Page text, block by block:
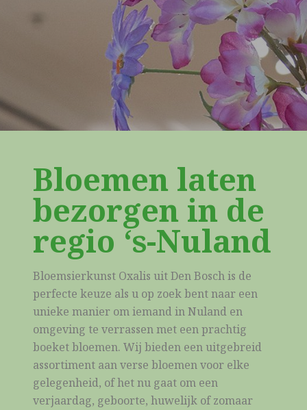
Bloemen laten
bezorgen in de
regio ‘s-Nuland
Bloemsierkunst Oxalis uit Den Bosch is de
perfecte keuze als u op zoek bent naar een
unieke manier om iemand in Nuland en
omgeving te verrassen met een prachtig
boeket bloemen. Wij bieden een uitgebreid
assortiment aan verse bloemen voor elke
gelegenheid, of het nu gaat om een
verjaardag, geboorte, huwelijk of zomaar